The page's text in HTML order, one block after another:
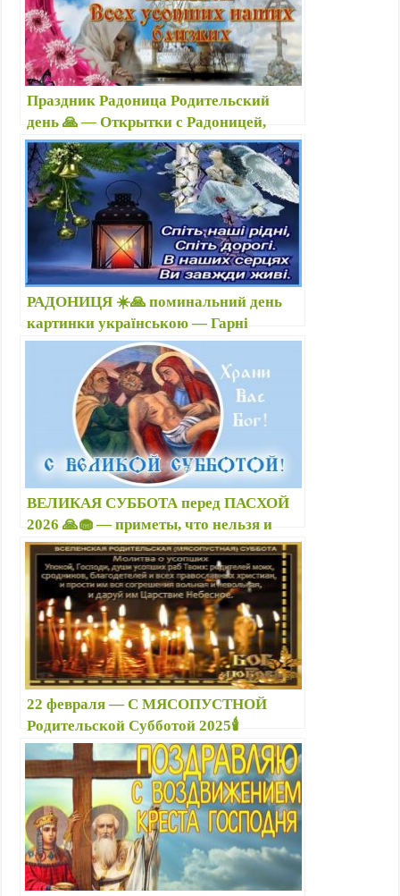
Праздник Радоница Родительский
день 🙏 — Открытки с Радоницей,
картинки с Радоницей — Радоница что
за праздник — Поздравления с
Радоницей
РАДОНИЦЯ ☀️🙏 поминальний день
картинки українською — Гарні
привітання з Радоницею, Провідною
неділею красиві
ВЕЛИКАЯ СУББОТА перед ПАСХОЙ
2026 🙏🧁 — приметы, что нельзя и
можно делать — Новые картинки с
Великой Страстной Субботой
22 февраля — С МЯСОПУСТНОЙ
Родительской Субботой 2025🕯️
картинки с надписями, душевные
открытки со словами, стихи
трогательными до слез